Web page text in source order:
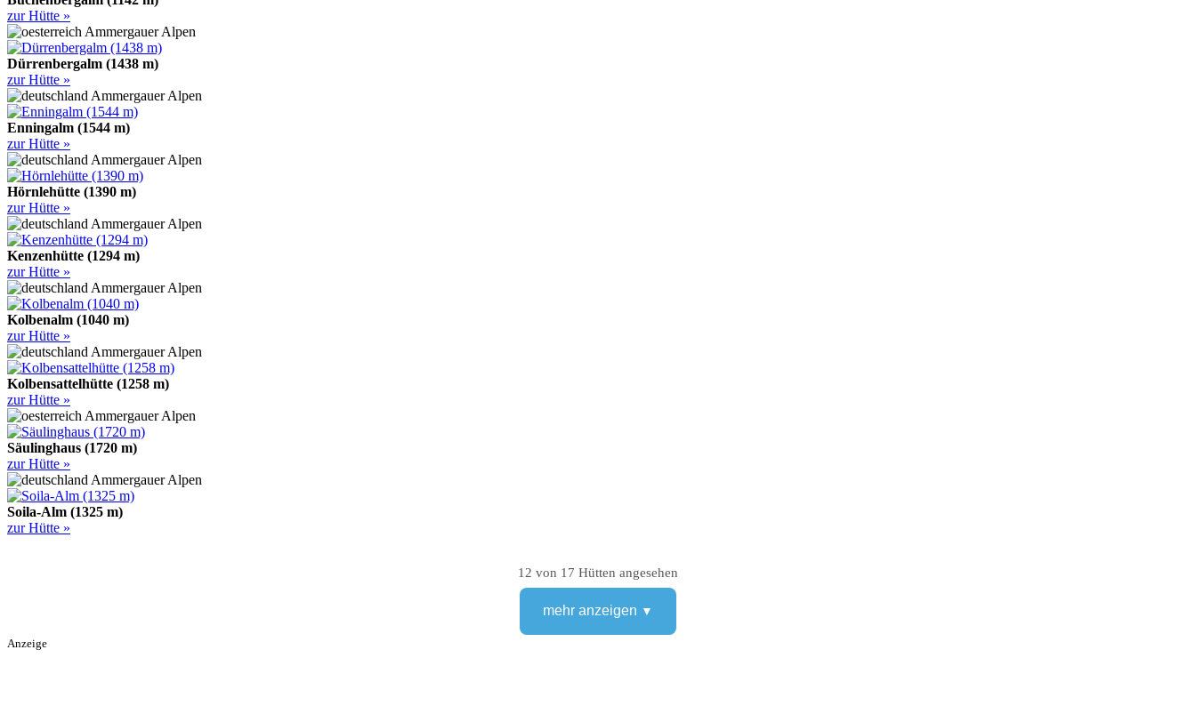
zur Hütte »
Ammergauer Alpen
Dürrenbergalm (1438 m)
zur Hütte »
Ammergauer Alpen
Enningalm (1544 m)
zur Hütte »
Ammergauer Alpen
Hörnlehütte (1390 m)
zur Hütte »
Ammergauer Alpen
Kenzenhütte (1294 m)
zur Hütte »
Ammergauer Alpen
Kolbenalm (1040 m)
zur Hütte »
Ammergauer Alpen
Kolbensattelhütte (1258 m)
zur Hütte »
Ammergauer Alpen
Säulinghaus (1720 m)
zur Hütte »
Ammergauer Alpen
Soila-Alm (1325 m)
zur Hütte »
12 von 17 Hütten angesehen
mehr anzeigen
Anzeige